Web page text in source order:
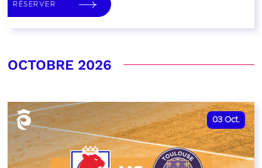
RÉSERVER
OCTOBRE 2026
03 Oct.